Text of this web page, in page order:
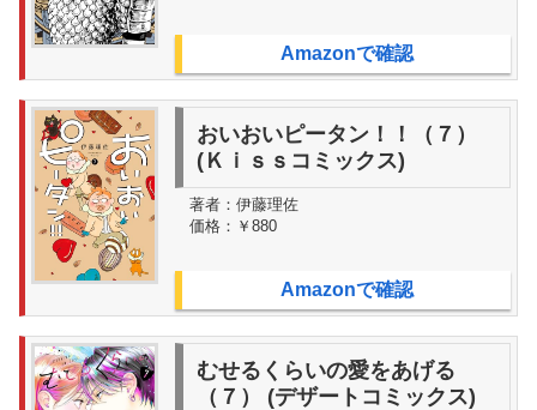
Amazonで確認
おいおいピータン！！（７）
(Ｋｉｓｓコミックス)
著者： 伊藤理佐
価格： ￥880
Amazonで確認
むせるくらいの愛をあげる
（７） (デザートコミックス)